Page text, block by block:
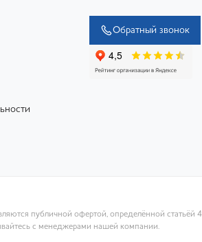
Обратный звонок
публичной офертой, определённой статьёй
с менеджерами нашей компании.